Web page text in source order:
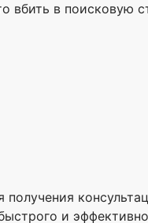
вбить в поисковую
и